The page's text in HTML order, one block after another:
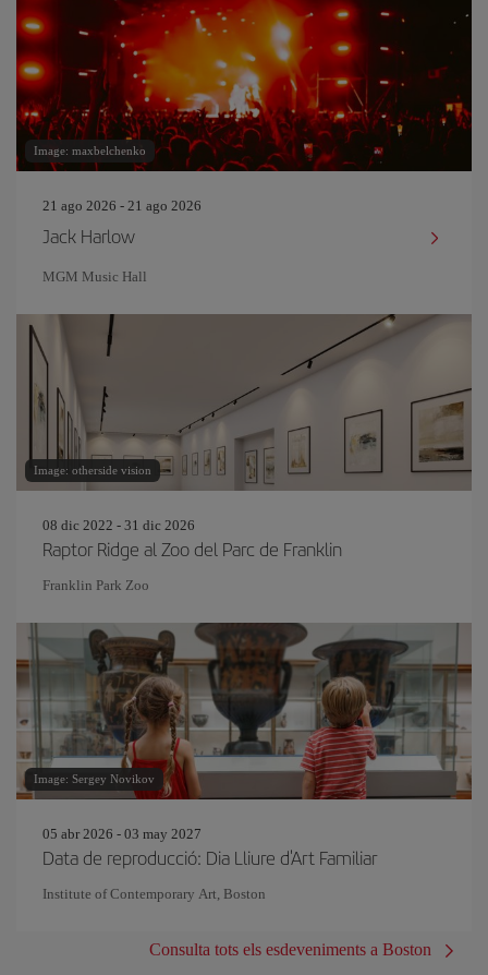
Image: maxbelchenko
21 ago 2026 - 21 ago 2026
Jack Harlow
MGM Music Hall
Image: otherside vision
08 dic 2022 - 31 dic 2026
Raptor Ridge al Zoo del Parc de Franklin
Franklin Park Zoo
Image: Sergey Novikov
05 abr 2026 - 03 may 2027
Data de reproducció: Dia Lliure d'Art Familiar
Institute of Contemporary Art, Boston
Consulta tots els esdeveniments a Boston